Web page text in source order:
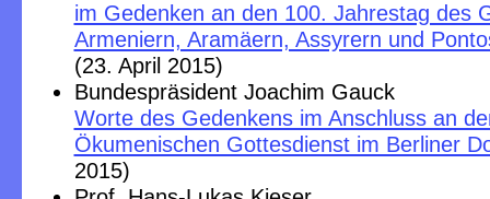
im Gedenken an den 100. Jahrestag des
Armeniern, Aramäern, Assyrern und
(23. April 2015)
Bundespräsident Joachim Gauck
Worte des Gedenkens im Anschluss an
Ökumenischen Gottesdienst im Berliner
2015)